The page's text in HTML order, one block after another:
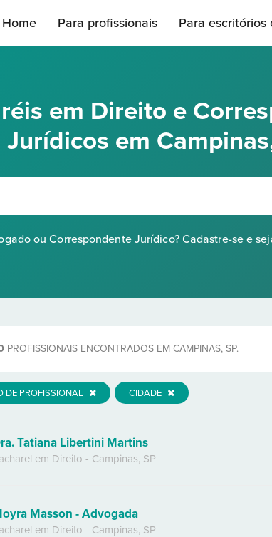
Home Para profissionais Para escritórios
em Direito e
Jurídicos em
ou Correspondente Jurídico? Cadastre-se e
PROFISSIONAIS ENCONTRADOS EM CAMPINAS, SP.
DE PROFISSIONAL CIDADE
Tatiana Libertini Martins
em Direito - Campinas, SP
Masson - Advogada
em Direito - Campinas, SP